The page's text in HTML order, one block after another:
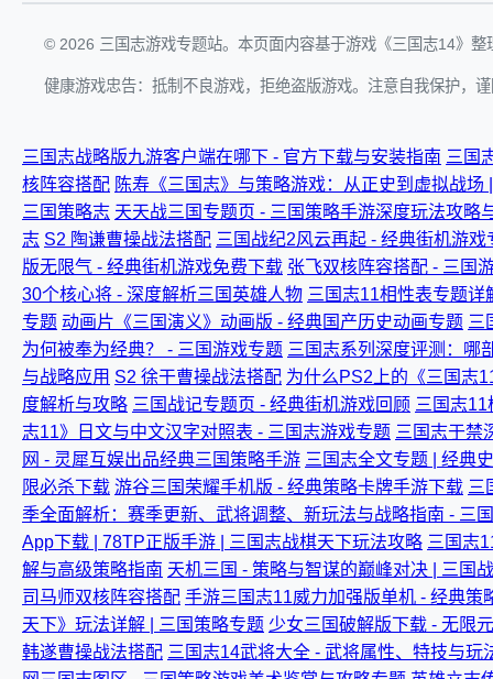
© 2026 三国志游戏专题站。本页面内容基于游戏《三国志14》整
健康游戏忠告：抵制不良游戏，拒绝盗版游戏。注意自我保护，
三国志战略版九游客户端在哪下 - 官方下载与安装指南 三国
核阵容搭配 陈寿《三国志》与策略游戏：从正史到虚拟战场
三国策略志 天天战三国专题页 - 三国策略手游深度玩法攻略
志 S2 陶谦曹操战法搭配 三国战纪2风云再起 - 经典街机游戏
版无限气 - 经典街机游戏免费下载 张飞双核阵容搭配 - 三国
30个核心将 - 深度解析三国英雄人物 三国志11相性表专题详
专题 动画片《三国演义》动画版 - 经典国产历史动画专题 三
为何被奉为经典？ - 三国游戏专题 三国志系列深度评测：哪
与战略应用 S2 徐干曹操战法搭配 为什么PS2上的《三国志
度解析与攻略 三国战记专题页 - 经典街机游戏回顾 三国志
志11》日文与中文汉字对照表 - 三国志游戏专题 三国志于禁
网 - 灵犀互娱出品经典三国策略手游 三国志全文专题 | 经典
限必杀下载 游谷三国荣耀手机版 - 经典策略卡牌手游下载 三
季全面解析：赛季更新、武将调整、新玩法与战略指南 - 三
App下载 | 78TP正版手游 | 三国志战棋天下玩法攻略 三国志
解与高级策略指南 天机三国 - 策略与智谋的巅峰对决 | 三国
司马师双核阵容搭配 手游三国志11威力加强版单机 - 经典策
天下》玩法详解 | 三国策略专题 少女三国破解版下载 - 无限
韩遂曹操战法搭配 三国志14武将大全 - 武将属性、特技与玩